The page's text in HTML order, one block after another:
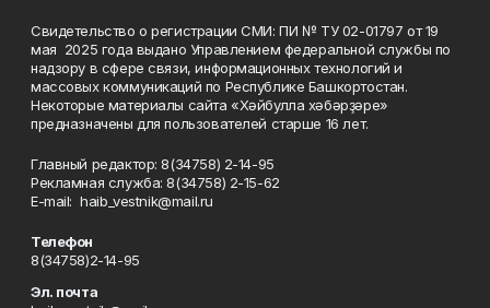
Свидетельство о регистрации СМИ: ПИ № ТУ 02-01797 от 19
мая 2025 года выдано Управлением федеральной службы по
надзору в сфере связи, информационных технологий и
массовых коммуникаций по Республике Башкортостан.
Некоторые материалы сайта «Хәйбулла хәбәрҙәре»
предназначены для пользователей старше 16 лет.
Главный редактор: 8(34758) 2-14-95
Рекламная служба: 8(34758) 2-15-62
Е-mаil: haib_vestnik@mail.ru
Телефон
8(34758)2-14-95
Эл. почта